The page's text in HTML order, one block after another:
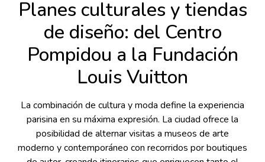
Planes culturales y tiendas
de diseño: del Centro
Pompidou a la Fundación
Louis Vuitton
La combinación de cultura y moda define la experiencia
parisina en su máxima expresión. La ciudad ofrece la
posibilidad de alternar visitas a museos de arte
moderno y contemporáneo con recorridos por boutiques